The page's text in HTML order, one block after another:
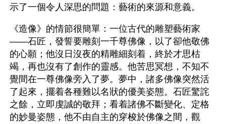
示了一個令人深思的問題：藝術的來源和意義。
《造像》的情節很簡單：一位古代的雕塑藝術家
——石匠，發誓要雕刻一千尊佛像，以了卻他敬佛
的心願；他沒日沒夜的精雕細刻着，終於才思枯
竭，再也沒有了創作的靈感。他苦思冥想，不知不
覺間在一尊佛像旁入了夢。夢中，諸多佛像突然活
了起來，擺着各種難以名狀的優美姿態。石匠驚詫
之餘，立即虔誠的敬拜；看着諸佛不斷變化、定格
的妙曼姿態，他不由自主的穿梭於佛像之間，觀